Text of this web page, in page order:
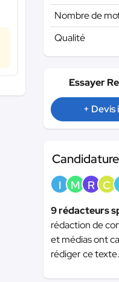
Nombre de
Qualité
Essayer
+ Devis
I M R C
9 rédacteurs
rédaction de
et médias ont
rédiger ce texte.